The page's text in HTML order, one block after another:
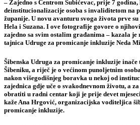
– Zajedno s Centrom Šubićevac, prije 7
deinstitucionalizacije osoba s invaliditetom na
županije. U novu avanturu svoga života prve
Hela i Suzana. I ove fotografije govore o
zajedno sa svim ostalim građanima – kazala je
tajnica Udruge za promicanje inkluzije Neda
Šibenska Udruga za promicanje inkluzije inače
Šibeniku, a riječ je o većinom punoljetnim
nakon višegodišnjeg boravka u nekoj od
zajednica gdje uče o svakodnevnom životu, a
obratiti u radni centar koji je prije devet
kaže Ana Hrgović, organizacijska voditeljica
promicanje inkluzije.